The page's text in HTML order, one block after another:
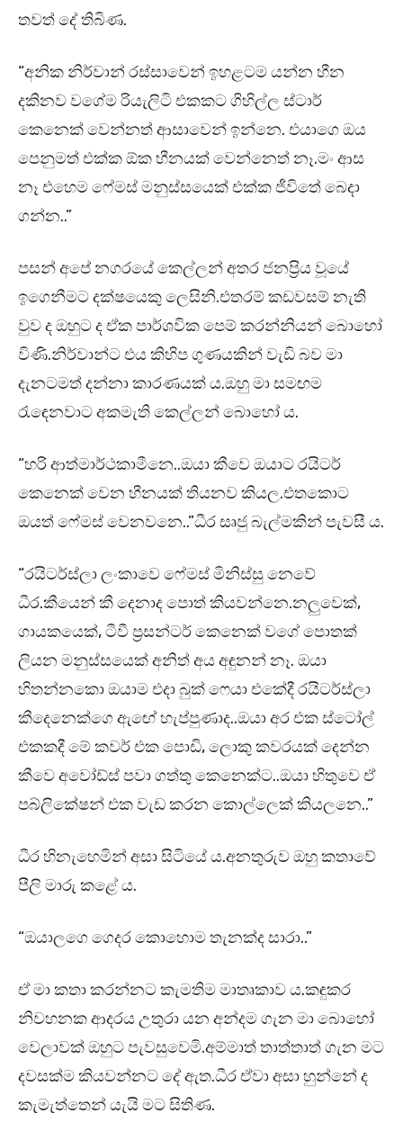
තවත් දේ තිබිණ.
“අනික නිර්වාන් රස්සාවෙන් ඉහළටම යන්න හීන
දකිනව වගේම රියැලිටි එකකට ගිහිල්ල ස්ටාර්
කෙනෙක් වෙන්නත් ආසාවෙන් ඉන්නෙ. එයාගෙ ඔය
පෙනුමත් එක්ක ඕක හීනයක් වෙන්නෙත් නෑ.මං ආස
නෑ එහෙම ෆේමස් මනුස්සයෙක් එක්ක ජීවිතේ බෙදා
ගන්න..”
පසන් අපේ නගරයේ කෙල්ලන් අතර ජනප්‍රිය වූයේ
ඉගෙනීමට දක්ෂයෙකු ලෙසිනි.එතරම් කඩවසම් නැති
වුව ද ඔහුට ද ඒක පාර්ශවික පෙම් කරන්නියන් බොහෝ
විණි.නිර්වාන්ට එය කිහිප ගුණයකින් වැඩි බව මා
දැනටමත් දන්නා කාරණයක් ය.ඔහු මා සමඟම
රැඳෙනවාට අකමැති කෙල්ලන් බොහෝ ය.
“හරි ආත්මාර්ථකාමීනෙ..ඔයා කීවෙ ඔයාට රයිටර්
කෙනෙක් වෙන හීනයක් තියනව කියල.එතකොට
ඔයත් ෆේමස් වෙනවනෙ..”ධීර සෘජු බැල්මකින් පැවසී ය.
“රයිටර්ස්ලා ලංකාවෙ ෆේමස් මිනිස්සු නෙවේ
ධීර.කීයෙන් කී දෙනාද පොත් කියවන්නෙ.නලුවෙක්,
ගායකයෙක්, ටීවී ප්‍රසන්ටර් කෙනෙක් වගේ පොතක්
ලියන මනුස්සයෙක් අනිත් අය අඳුනන් නෑ. ඔයා
හිතන්නකො ඔයාම එදා බුක් ෆෙයා එකේදී රයිටර්ස්ලා
කීදෙනෙක්ගෙ ඇඟේ හැප්පුණාද..ඔයා අර එක ස්ටෝල්
එකකදී මේ කවර් එක පොඩි, ලොකු කවරයක් දෙන්න
කීවෙ අවෝඩ්ස් පවා ගත්තු කෙනෙක්ට..ඔයා හිතුවෙ ඒ
පබ්ලිකේෂන් එක වැඩ කරන කොල්ලෙක් කියලනෙ..”
ධීර හිනැහෙමින් අසා සිටියේ ය.අනතුරුව ඔහු කතාවේ
පීලි මාරු කළේ ය.
“ඔයාලගෙ ගෙදර කොහොම තැනක්ද සාරා..”
ඒ මා කතා කරන්නට කැමතිම මාතෘකාව ය.කඳුකර
නිවහනක ආදරය උතුරා යන අන්දම ගැන මා බොහෝ
වෙලාවක් ඔහුට පැවසුවෙමි.අම්මාත් තාත්තාත් ගැන මට
දවසක්ම කියවන්නට දේ ඇත.ධීර ඒවා අසා හුන්නේ ද
කැමැත්තෙන් යැයි මට සිතිණ.